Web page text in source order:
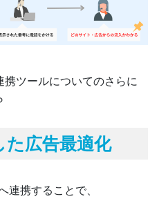
ツールについてのさらに
広告最適化
連携することで、